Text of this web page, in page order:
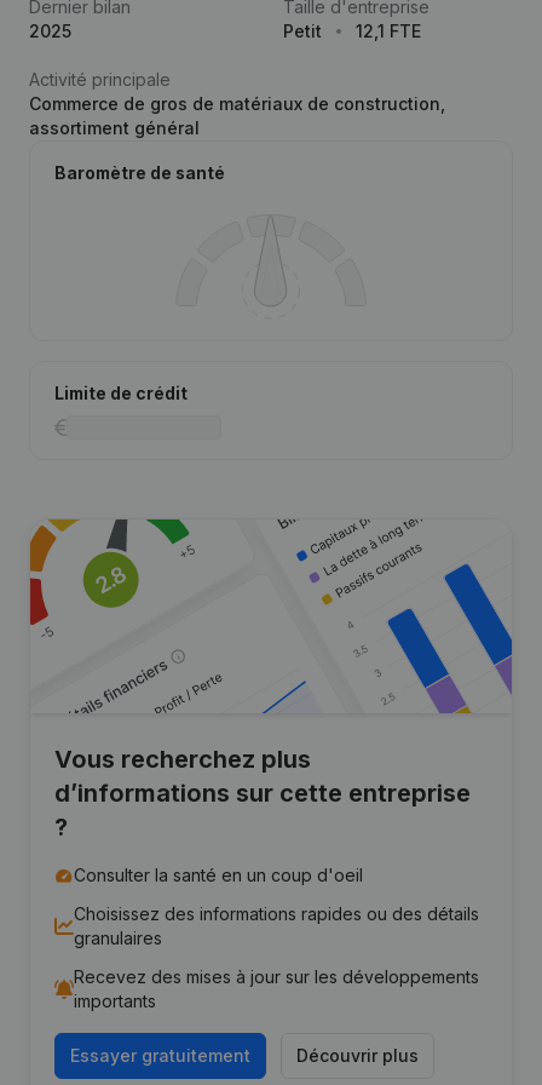
Dernier bilan
2025
Taille d'entreprise
Petit
12,1 FTE
Activité principale
Commerce de gros de matériaux de construction,
assortiment général
Baromètre de santé
Limite de crédit
Vous recherchez plus
d’informations sur cette entreprise
?
Consulter la santé en un coup d'oeil
Choisissez des informations rapides ou des détails
granulaires
Recevez des mises à jour sur les développements
importants
Essayer gratuitement Découvrir plus